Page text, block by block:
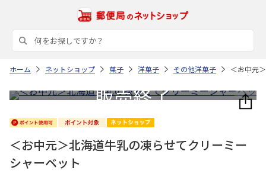
ホーム ネットショップ 菓子 洋菓子 その他洋菓子 ＜お中元
＜お中元＞北海道牛乳の凍らせてクリーミー
シャーベット